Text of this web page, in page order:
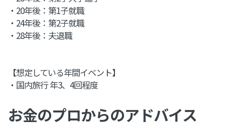
・20年後：第1子就職
・24年後：第2子就職
・28年後：夫退職
【想定している年間イベント】
・国内旅行 年3、4回程度
お金のプロからのアドバイス